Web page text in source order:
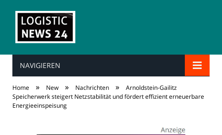
NAVIGIEREN
Home » New » Nachrichten »
Arnoldstein-Gailitz
Speicherwerk steigert Netzstabilität und fördert effizient erneuerbare
Energieeinspeisung